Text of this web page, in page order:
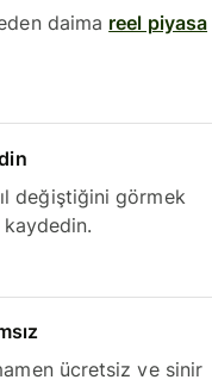
daima reel piyasa
değiştiğini görmek
ücretsiz ve sinir